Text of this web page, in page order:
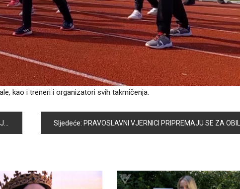
kao i treneri i organizatori svih takmičenja.
Sljedeće: PRAVOSLAVNI VJERNICI PRIPREMAJU SE ZA OBILJEŽAVANJE NAJRADOSNIJEG HRIŠĆANSKOG BLAGDANA